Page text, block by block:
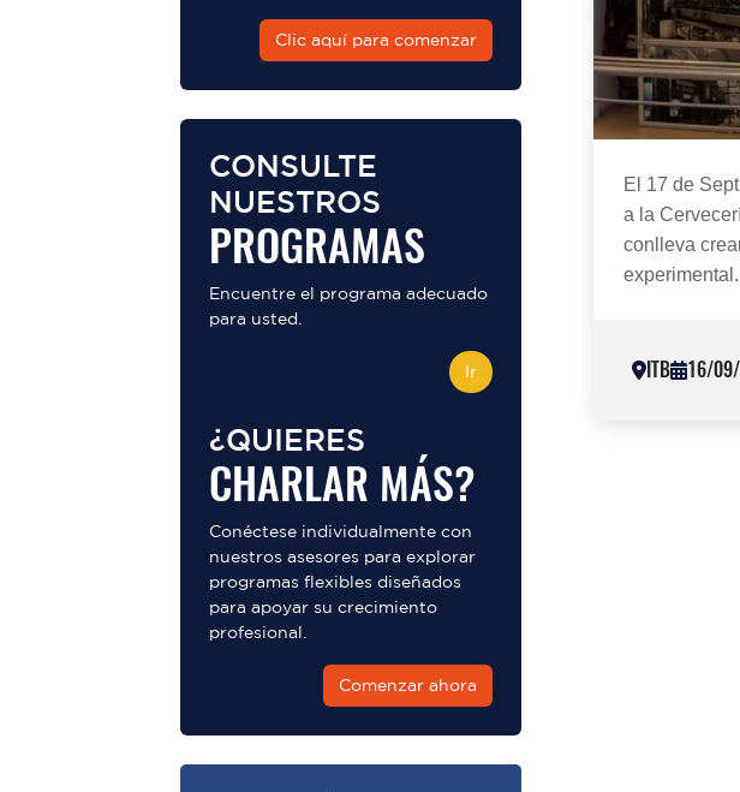
Clic aquí para comenzar
CONSULTE
NUESTROS
PROGRAMAS
Encuentre el programa adecuado
para usted.
Ir
¿QUIERES
CHARLAR MÁS?
Conéctese individualmente con
nuestros asesores para explorar
programas flexibles diseñados
para apoyar su crecimiento
profesional.
Comenzar ahora
Previous